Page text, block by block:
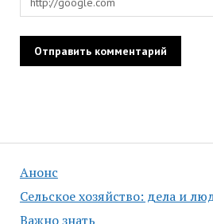
Анонс
Сельское хозяйство: дела и
Важно знать